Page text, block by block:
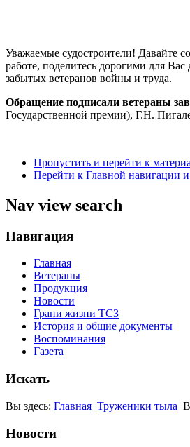
Уважаемые судостроители! Давайте
работе, поделитесь дорогими для
забытых ветеранов войны и труда.
Обращение подписали ветераны
Государственной премии), Г.Н.
Пропустить и перейти к
Перейти к Главной навигации
Nav view search
Навигация
Главная
Ветераны
Продукция
Новости
Грани жизни ТСЗ
История и общие документы
Воспоминания
Газета
Искать
Вы здесь: Главная Труженики тыла
Новости